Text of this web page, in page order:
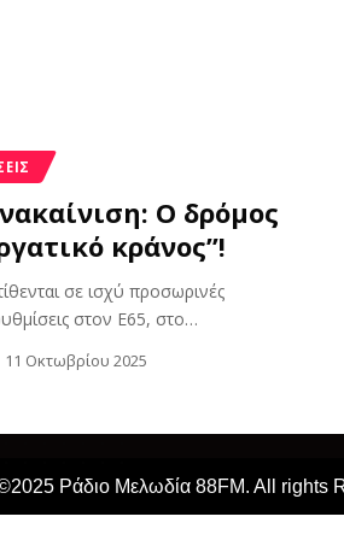
Ο δρόμος
κράνος”!
σε ισχύ προσωρινές
στον Ε65, στο…
11 Οκτωβρίου 2025
Ράδιο Μελωδία 88FM. All rights